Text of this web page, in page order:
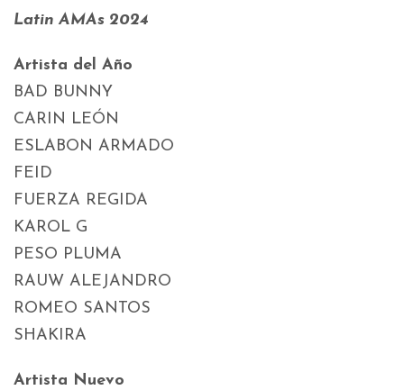
Latin AMAs 2024
Artista del Año
BAD BUNNY
CARIN LEÓN
ESLABON ARMADO
FEID
FUERZA REGIDA
KAROL G
PESO PLUMA
RAUW ALEJANDRO
ROMEO SANTOS
SHAKIRA
Artista Nuevo